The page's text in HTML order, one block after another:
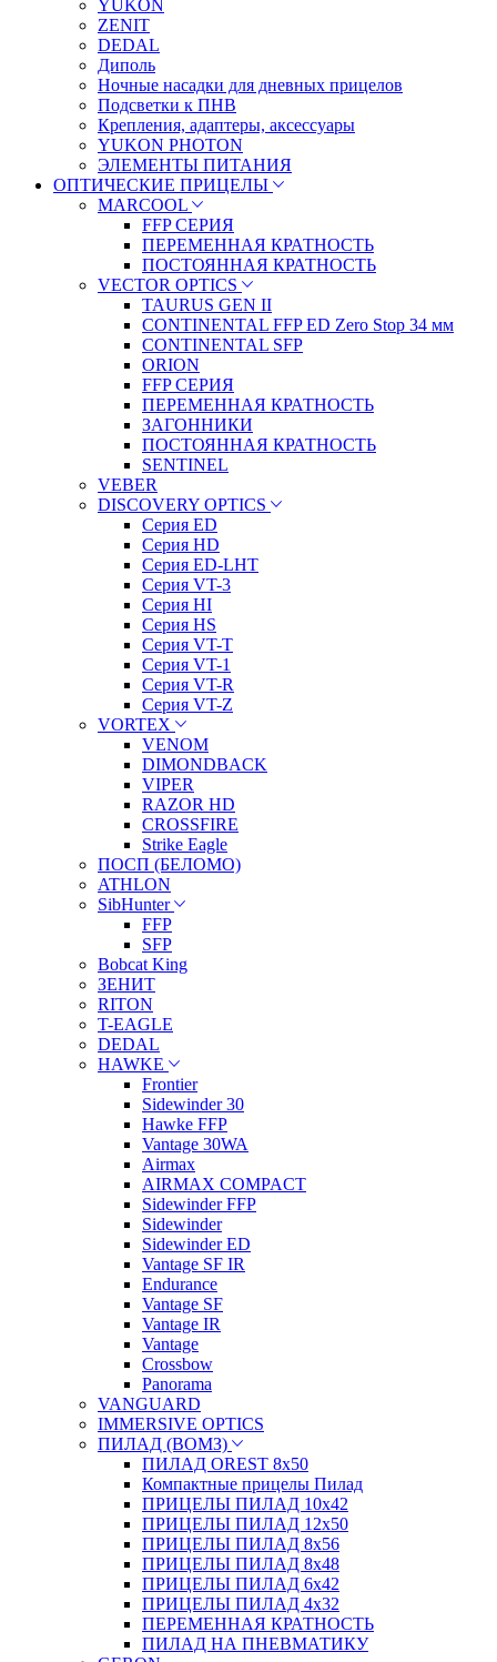
YUKON
ZENIT
DEDAL
Диполь
Ночные насадки для дневных прицелов
Подсветки к ПНВ
Крепления, адаптеры, аксессуары
YUKON PHOTON
ЭЛЕМЕНТЫ ПИТАНИЯ
ОПТИЧЕСКИЕ ПРИЦЕЛЫ
MARCOOL
FFP СЕРИЯ
ПЕРЕМЕННАЯ КРАТНОСТЬ
ПОСТОЯННАЯ КРАТНОСТЬ
VECTOR OPTICS
TAURUS GEN II
CONTINENTAL FFP ED Zero Stop 34 мм
CONTINENTAL SFP
ORION
FFP СЕРИЯ
ПЕРЕМЕННАЯ КРАТНОСТЬ
ЗАГОННИКИ
ПОСТОЯННАЯ КРАТНОСТЬ
SENTINEL
VEBER
DISCOVERY OPTICS
Серия ED
Серия HD
Серия ED-LHT
Серия VT-3
Серия HI
Серия HS
Серия VT-T
Серия VT-1
Серия VT-R
Серия VT-Z
VORTEX
VENOM
DIMONDBACK
VIPER
RAZOR HD
CROSSFIRE
Strike Eagle
ПОСП (БЕЛОМО)
ATHLON
SibHunter
FFP
SFP
Bobcat King
ЗЕНИТ
RITON
T-EAGLE
DEDAL
HAWKE
Frontier
Sidewinder 30
Hawke FFP
Vantage 30WA
Airmax
AIRMAX COMPACT
Sidewinder FFP
Sidewinder
Sidewinder ED
Vantage SF IR
Endurance
Vantage SF
Vantage IR
Vantage
Crossbow
Panorama
VANGUARD
IMMERSIVE OPTICS
ПИЛАД (ВОМЗ)
ПИЛАД OREST 8х50
Компактные прицелы Пилад
ПРИЦЕЛЫ ПИЛАД 10х42
ПРИЦЕЛЫ ПИЛАД 12х50
ПРИЦЕЛЫ ПИЛАД 8х56
ПРИЦЕЛЫ ПИЛАД 8х48
ПРИЦЕЛЫ ПИЛАД 6х42
ПРИЦЕЛЫ ПИЛАД 4х32
ПЕРЕМЕННАЯ КРАТНОСТЬ
ПИЛАД НА ПНЕВМАТИКУ